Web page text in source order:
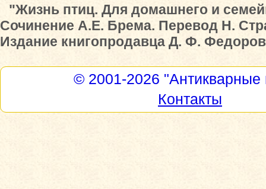
"Жизнь птиц. Для домашнего и
Сочинение А.Е. Брема. Перевод Н.
Издание книгопродавца Д. Ф.
© 2001-2026 "Антикварные
Контакты